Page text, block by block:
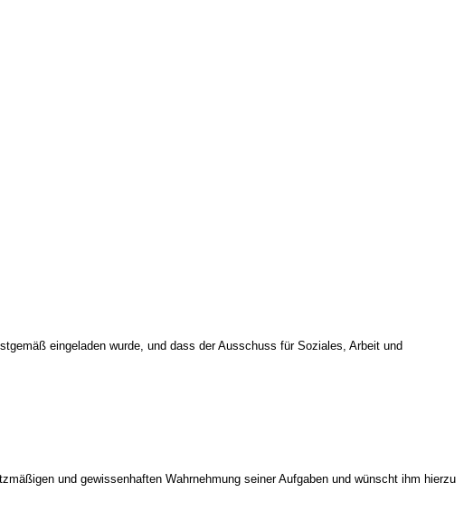
eingeladen wurde, und dass der Ausschuss für Soziales, Arbeit und
und gewissenhaften Wahrnehmung seiner Aufgaben und wünscht ihm hierzu